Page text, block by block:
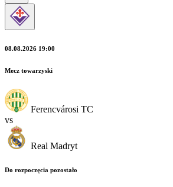
08.08.2026 19:00
Mecz towarzyski
Ferencvárosi TC
vs
Real Madryt
Do rozpoczęcia pozostało